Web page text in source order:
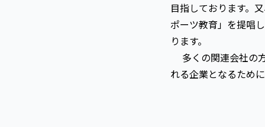
目指しております。
ポーツ教育」を提唱
ります。
多くの関連会社の
れる企業となるため